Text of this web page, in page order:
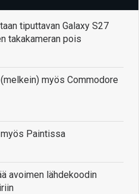
tiputtavan Galaxy S27
takakameran pois
myös Commodore
Paintissa
avoimen lähdekoodin